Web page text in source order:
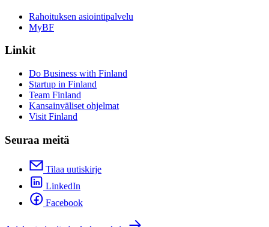
Rahoituksen asiointipalvelu
MyBF
Linkit
Do Business with Finland
Startup in Finland
Team Finland
Kansainväliset ohjelmat
Visit Finland
Seuraa meitä
Tilaa uutiskirje
LinkedIn
Facebook